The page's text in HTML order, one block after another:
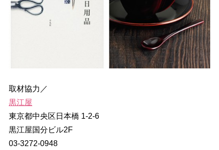
取材協力／
黒江屋
東京都中央区日本橋 1-2-6
黒江屋国分ビル2F
03-3272-0948